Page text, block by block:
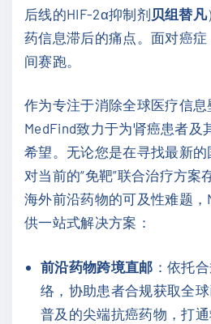
后线的HIF-2α抑制剂 贝组替凡
药信息滞后的痛点。面对癌
间赛跑。
作为专注于消除全球医疗信息
MedFind致力于为肾癌患者及
希望。无论您是在寻找最新的
对当前的“免靶”联合治疗方案
海外前沿药物的可及性难题，
供一站式解决方案：
前沿药物跨境直邮 ：依托
络，协助患者合规获取全
普及的尖端抗癌药物，打